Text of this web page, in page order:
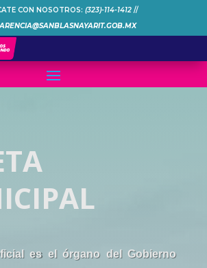
CON NOSOTROS: (323)-114-1412//
es el órgano del Gobierno